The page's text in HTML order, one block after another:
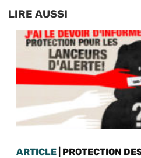
LIRE AUSSI
ARTICLE | PROTECTION